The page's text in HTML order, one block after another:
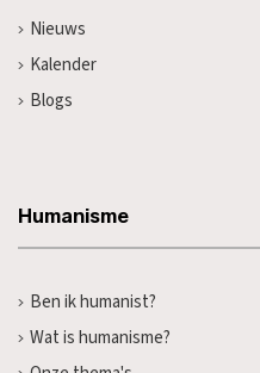
Nieuws
Kalender
Blogs
Humanisme
Ben ik humanist?
Wat is humanisme?